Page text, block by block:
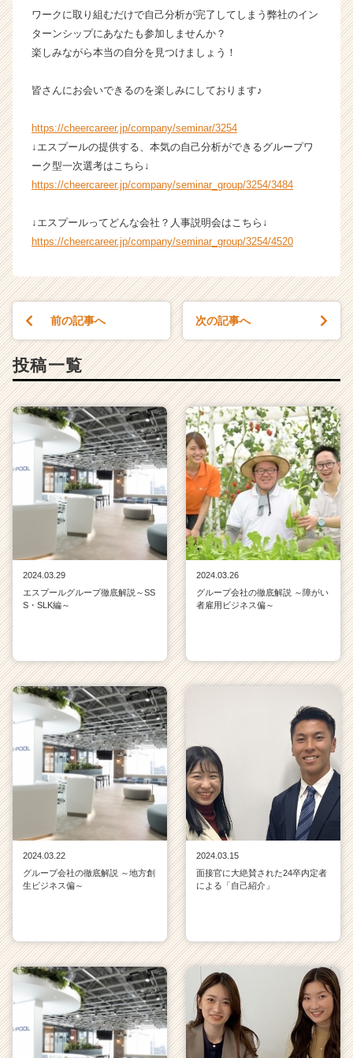
ス
カ
ウ
届
就
活
サ
イ
ア
キ
リ
e
r
a
r
e
e
r）
ワークに取り組むだけで自己分析が完了してしまう弊社のイン
ターンシップにあなたも参加しませんか？
楽しみながら本当の自分を見つけましょう！
皆さんにお会いできるのを楽しみにしております♪
https://cheercareer.jp/company/seminar/3254
↓エスプールの提供する、本気の自己分析ができるグループワ
ーク型一次選考はこちら↓
https://cheercareer.jp/company/seminar_group/3254/3484
↓エスプールってどんな会社？人事説明会はこちら↓
https://cheercareer.jp/company/seminar_group/3254/4520
前の記事へ 次の記事へ
投稿一覧
2024.03.29
エスプールグループ徹底解説～SS
S・SLK編～
2024.03.26
グループ会社の徹底解説 ～障がい
者雇用ビジネス偏～
2024.03.22
グループ会社の徹底解説 ～地方創
生ビジネス偏～
2024.03.15
面接官に大絶賛された24卒内定者
による「自己紹介」